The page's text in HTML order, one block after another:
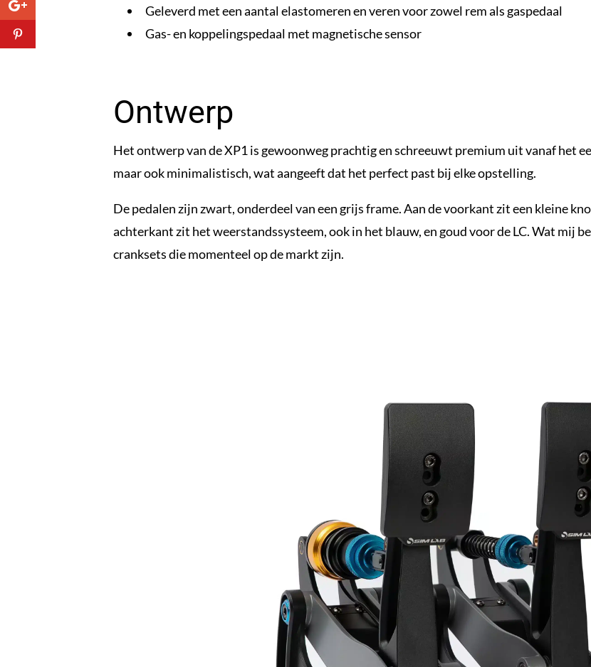
Geleverd met een aantal elastomeren en veren voor zowel rem als gaspedaal
Gas- en koppelingspedaal met magnetische sensor
Ontwerp
Het ontwerp van de XP1 is gewoonweg prachtig en schreeuwt premium uit vanaf het
maar ook minimalistisch, wat aangeeft dat het perfect past bij elke opstelling.
De pedalen zijn zwart, onderdeel van een grijs frame. Aan de voorkant zit een kleine
achterkant zit het weerstandssysteem, ook in het blauw, en goud voor de LC. Wat mij
cranksets die momenteel op de markt zijn.